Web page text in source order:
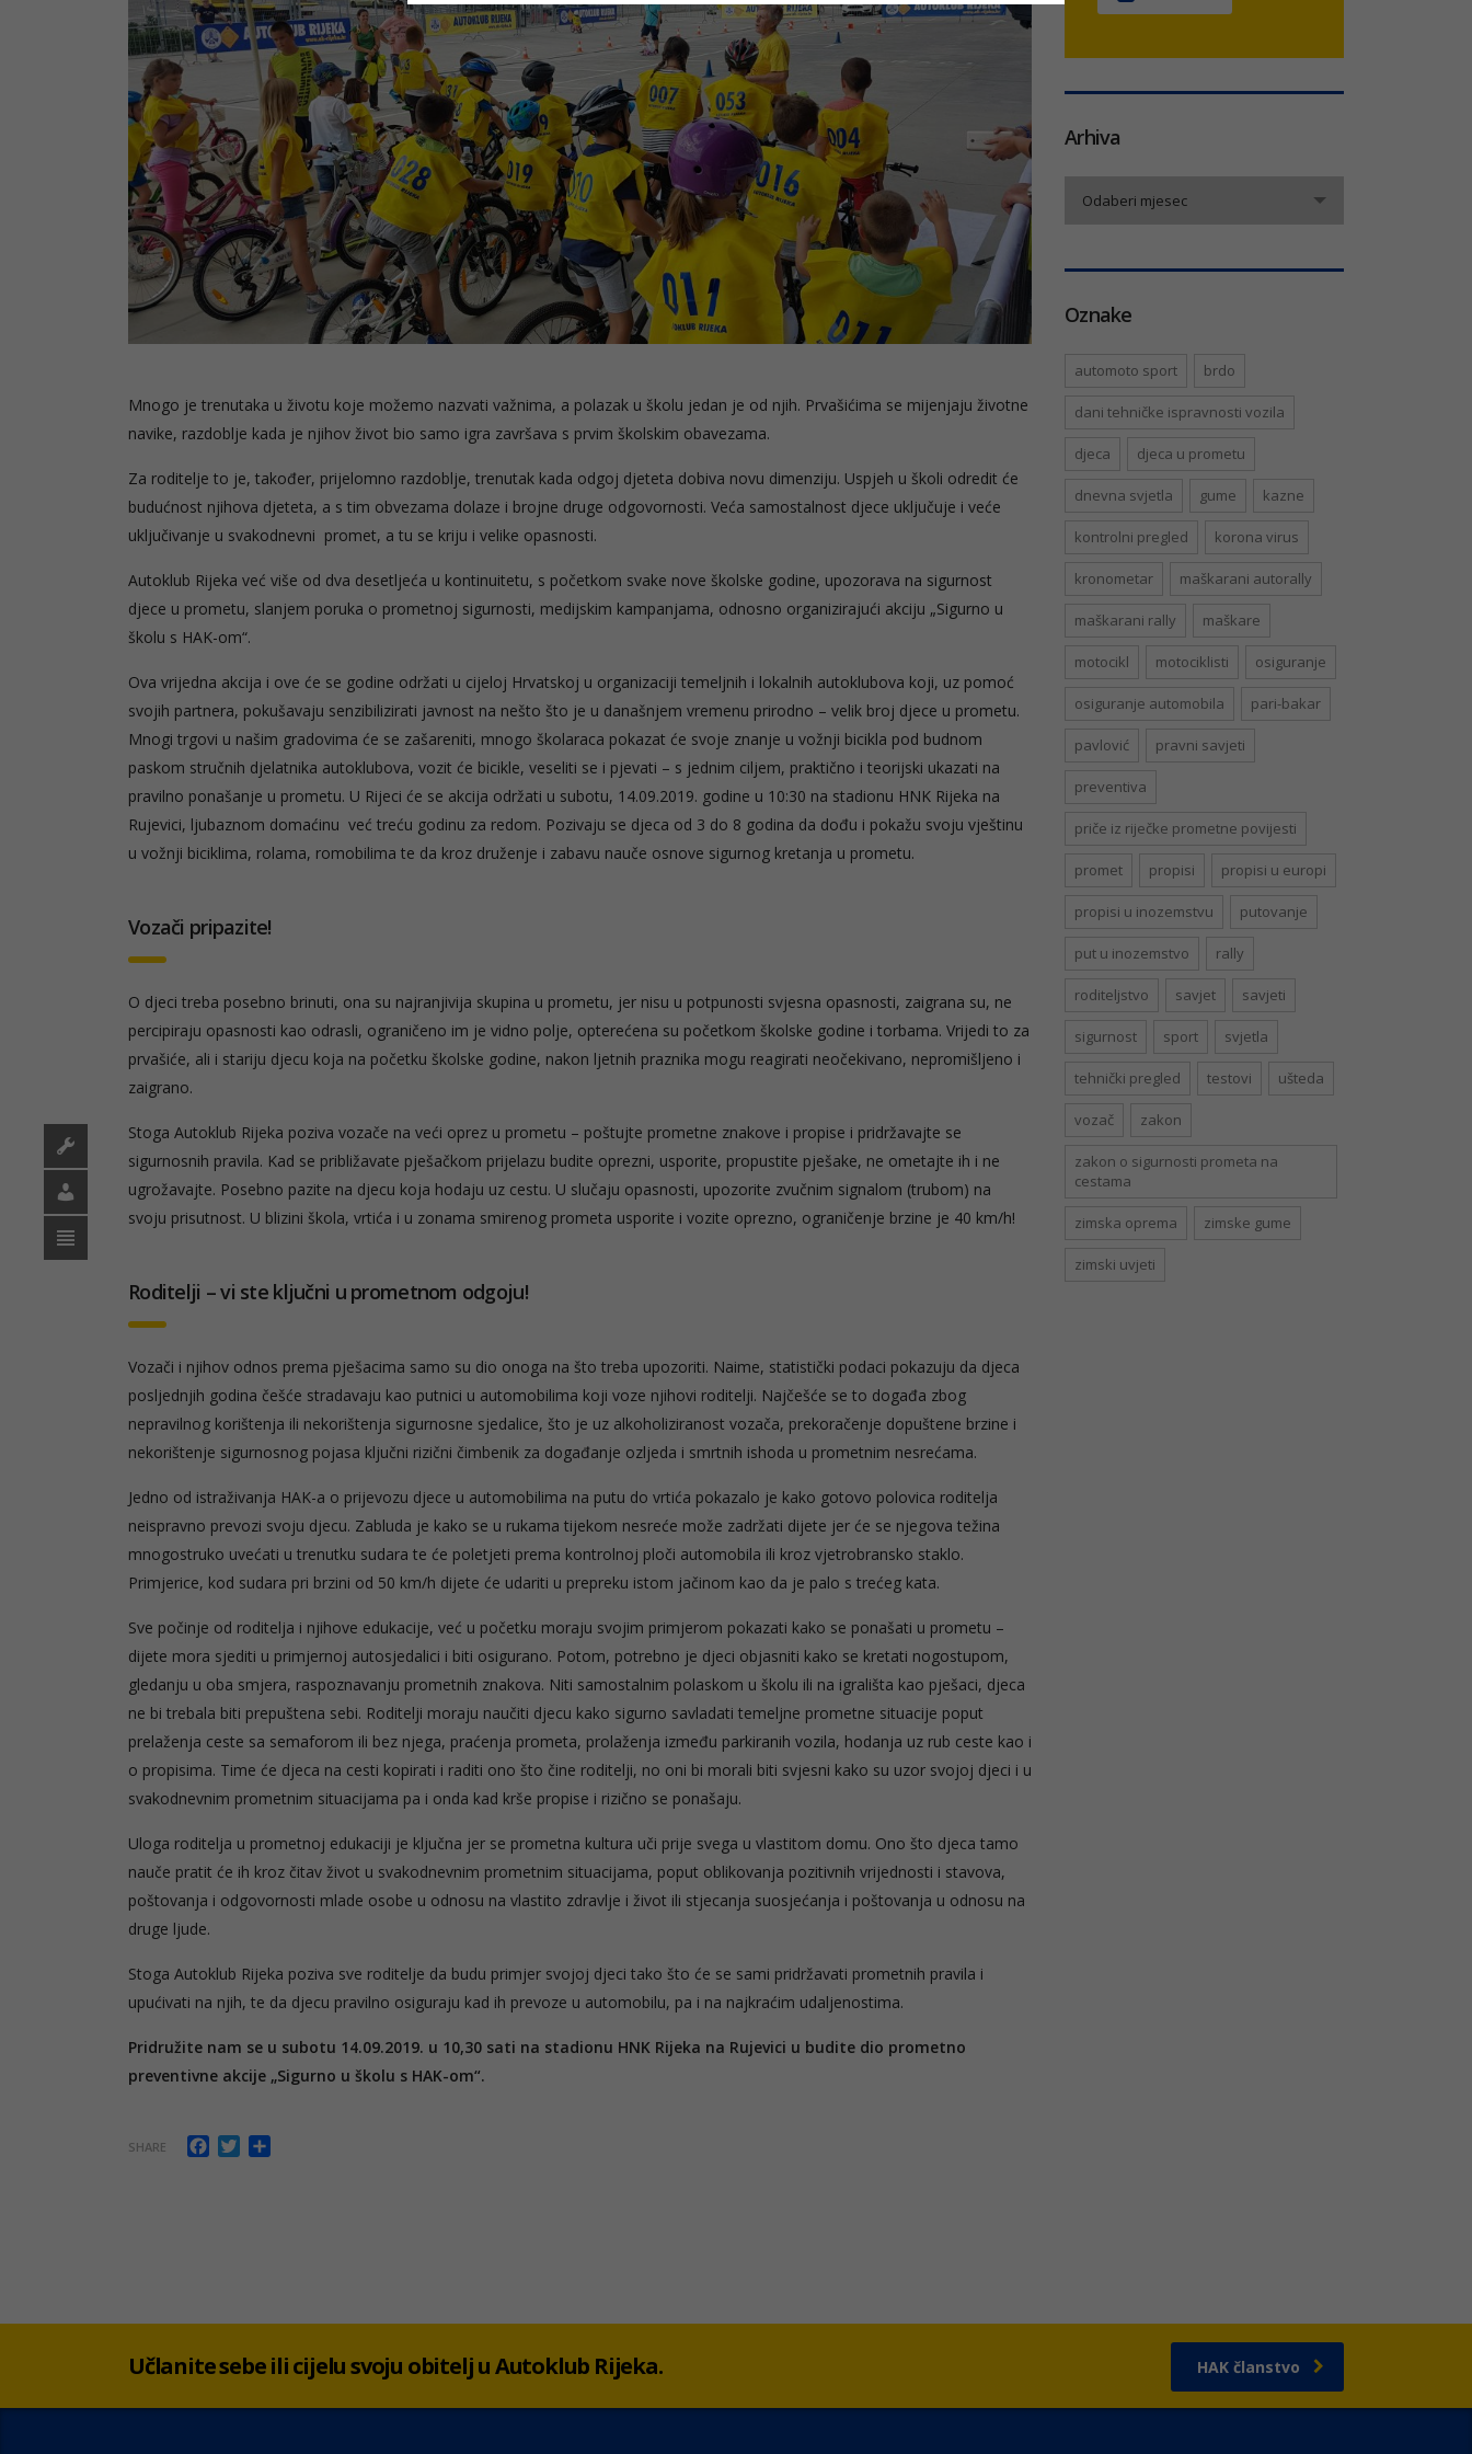
Mnogo je trenutaka u životu koje možemo nazvati važnima, a polazak u školu jedan je od njih. Prvašićima se mijenjaju životne
navike, razdoblje kada je njihov život bio samo igra završava s prvim školskim obavezama.
Za roditelje to je, također, prijelomno razdoblje, trenutak kada odgoj djeteta dobiva novu dimenziju. Uspjeh u školi odredit će
budućnost njihova djeteta, a s tim obvezama dolaze i brojne druge odgovornosti. Veća samostalnost djece uključuje i veće
uključivanje u svakodnevni promet, a tu se kriju i velike opasnosti.
Autoklub Rijeka već više od dva desetljeća u kontinuitetu, s početkom svake nove školske godine, upozorava na sigurnost
djece u prometu, slanjem poruka o prometnoj sigurnosti, medijskim kampanjama, odnosno organizirajući akciju „Sigurno u
školu s HAK-om“.
Ova vrijedna akcija i ove će se godine održati u cijeloj Hrvatskoj u organizaciji temeljnih i lokalnih autoklubova koji, uz pomoć
svojih partnera, pokušavaju senzibilizirati javnost na nešto što je u današnjem vremenu prirodno – velik broj djece u prometu.
Mnogi trgovi u našim gradovima će se zašareniti, mnogo školaraca pokazat će svoje znanje u vožnji bicikla pod budnom
paskom stručnih djelatnika autoklubova, vozit će bicikle, veseliti se i pjevati – s jednim ciljem, praktično i teorijski ukazati na
pravilno ponašanje u prometu. U Rijeci će se akcija održati u subotu, 14.09.2019. godine u 10:30 na stadionu HNK Rijeka na
Rujevici, ljubaznom domaćinu već treću godinu za redom. Pozivaju se djeca od 3 do 8 godina da dođu i pokažu svoju vještinu
u vožnji biciklima, rolama, romobilima te da kroz druženje i zabavu nauče osnove sigurnog kretanja u prometu.
Vozači pripazite!
O djeci treba posebno brinuti, ona su najranjivija skupina u prometu, jer nisu u potpunosti svjesna opasnosti, zaigrana su, ne
percipiraju opasnosti kao odrasli, ograničeno im je vidno polje, opterećena su početkom školske godine i torbama. Vrijedi to za
prvašiće, ali i stariju djecu koja na početku školske godine, nakon ljetnih praznika mogu reagirati neočekivano, nepromišljeno i
zaigrano.
Stoga Autoklub Rijeka poziva vozače na veći oprez u prometu – poštujte prometne znakove i propise i pridržavajte se
sigurnosnih pravila. Kad se približavate pješačkom prijelazu budite oprezni, usporite, propustite pješake, ne ometajte ih i ne
ugrožavajte. Posebno pazite na djecu koja hodaju uz cestu. U slučaju opasnosti, upozorite zvučnim signalom (trubom) na
svoju prisutnost. U blizini škola, vrtića i u zonama smirenog prometa usporite i vozite oprezno, ograničenje brzine je 40 km/h!
Roditelji – vi ste ključni u prometnom odgoju!
Vozači i njihov odnos prema pješacima samo su dio onoga na što treba upozoriti. Naime, statistički podaci pokazuju da djeca
posljednjih godina češće stradavaju kao putnici u automobilima koji voze njihovi roditelji. Najčešće se to događa zbog
nepravilnog korištenja ili nekorištenja sigurnosne sjedalice, što je uz alkoholiziranost vozača, prekoračenje dopuštene brzine i
nekorištenje sigurnosnog pojasa ključni rizični čimbenik za događanje ozljeda i smrtnih ishoda u prometnim nesrećama.
Jedno od istraživanja HAK-a o prijevozu djece u automobilima na putu do vrtića pokazalo je kako gotovo polovica roditelja
neispravno prevozi svoju djecu. Zabluda je kako se u rukama tijekom nesreće može zadržati dijete jer će se njegova težina
mnogostruko uvećati u trenutku sudara te će poletjeti prema kontrolnoj ploči automobila ili kroz vjetrobransko staklo.
Primjerice, kod sudara pri brzini od 50 km/h dijete će udariti u prepreku istom jačinom kao da je palo s trećeg kata.
Sve počinje od roditelja i njihove edukacije, već u početku moraju svojim primjerom pokazati kako se ponašati u prometu –
dijete mora sjediti u primjernoj autosjedalici i biti osigurano. Potom, potrebno je djeci objasniti kako se kretati nogostupom,
gledanju u oba smjera, raspoznavanju prometnih znakova. Niti samostalnim polaskom u školu ili na igrališta kao pješaci, djeca
ne bi trebala biti prepuštena sebi. Roditelji moraju naučiti djecu kako sigurno savladati temeljne prometne situacije poput
prelaženja ceste sa semaforom ili bez njega, praćenja prometa, prolaženja između parkiranih vozila, hodanja uz rub ceste kao i
o propisima. Time će djeca na cesti kopirati i raditi ono što čine roditelji, no oni bi morali biti svjesni kako su uzor svojoj djeci i u
svakodnevnim prometnim situacijama pa i onda kad krše propise i rizično se ponašaju.
Uloga roditelja u prometnoj edukaciji je ključna jer se prometna kultura uči prije svega u vlastitom domu. Ono što djeca tamo
nauče pratit će ih kroz čitav život u svakodnevnim prometnim situacijama, poput oblikovanja pozitivnih vrijednosti i stavova,
poštovanja i odgovornosti mlade osobe u odnosu na vlastito zdravlje i život ili stjecanja suosjećanja i poštovanja u odnosu na
druge ljude.
Stoga Autoklub Rijeka poziva sve roditelje da budu primjer svojoj djeci tako što će se sami pridržavati prometnih pravila i
upućivati na njih, te da djecu pravilno osiguraju kad ih prevoze u automobilu, pa i na najkraćim udaljenostima.
Pridružite nam se u subotu 14.09.2019. u 10,30 sati na stadionu HNK Rijeka na Rujevici u budite dio prometno
preventivne akcije „Sigurno u školu s HAK-om“.
SHARE Facebook
Twitter
Arhiva
Odaberi mjesec
Oznake
automoto sport brdo
dani tehničke ispravnosti vozila
djeca djeca u prometu
dnevna svjetla gume kazne
kontrolni pregled korona virus
kronometar maškarani autorally
maškarani rally maškare
motocikl motociklisti osiguranje
osiguranje automobila pari-bakar
pavlović pravni savjeti
preventiva
priče iz riječke prometne povijesti
promet propisi propisi u europi
propisi u inozemstvu putovanje
put u inozemstvo rally
roditeljstvo savjet savjeti
sigurnost sport svjetla
tehnički pregled testovi ušteda
vozač zakon
zakon o sigurnosti prometa na
cestama
zimska oprema zimske gume
zimski uvjeti
Učlanite sebe ili cijelu svoju obitelj u Autoklub Rijeka. HAK članstvo